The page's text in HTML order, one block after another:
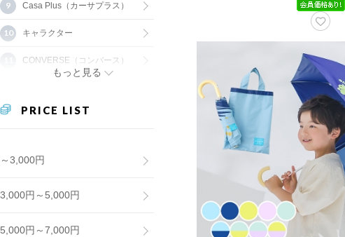
Casa Plus（カーサプラス）
キャラクター
CONVERSE（コンバース）
もっと見る
PRICE LIST
～3,000円
3,000円～5,000円
5,000円～7,000円